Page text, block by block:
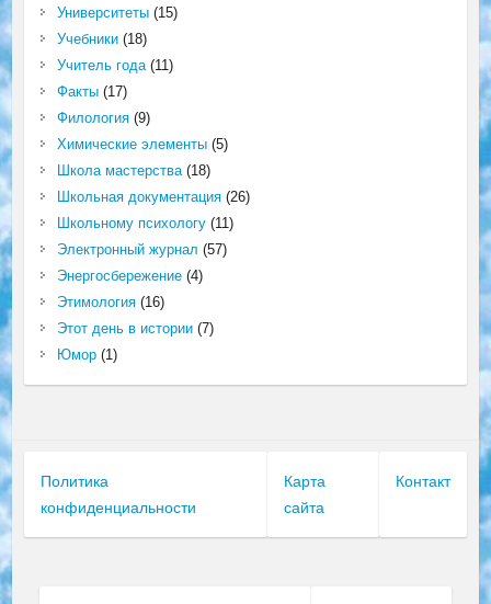
Университеты(15)
Учебники(18)
Учитель года(11)
Факты(17)
Филология(9)
Химические элементы(5)
Школа мастерства(18)
Школьная документация(26)
Школьному психологу(11)
Электронный журнал (57)
Энергосбережение(4)
Этимология(16)
Этот день в истории(7)
Юмор(1)
Политика
конфиденциальности
Карта
сайта
Контакт